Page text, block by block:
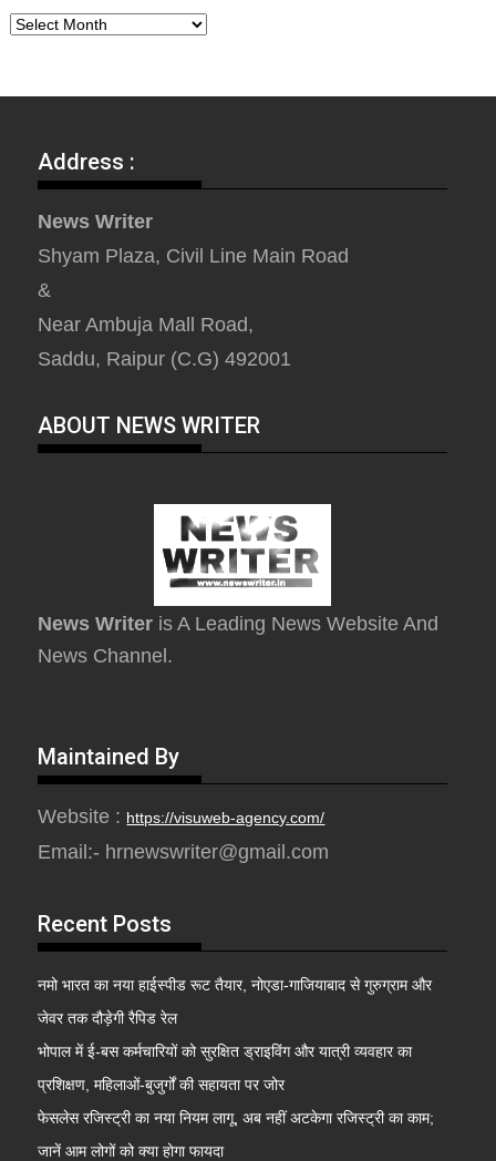
Address :
News Writer
Shyam Plaza, Civil Line Main Road
&
Near Ambuja Mall Road,
Saddu, Raipur (C.G) 492001
ABOUT NEWS WRITER
News Writer is A Leading News Website And
News Channel.
Maintained By
Website : https://visuweb-agency.com/
Email:- hrnewswriter@gmail.com
Recent Posts
नमो भारत का नया हाईस्पीड रूट तैयार, नोएडा-गाजियाबाद से गुरुग्राम और
जेवर तक दौड़ेगी रैपिड रेल
भोपाल में ई-बस कर्मचारियों को सुरक्षित ड्राइविंग और यात्री व्यवहार का
प्रशिक्षण, महिलाओं-बुजुर्गों की सहायता पर जोर
फेसलेस रजिस्ट्री का नया नियम लागू, अब नहीं अटकेगा रजिस्ट्री का काम;
जानें आम लोगों को क्या होगा फायदा